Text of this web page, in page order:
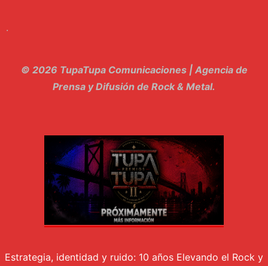
12. dolor - Piel
15. Pachakuti - Pleia
16. Demuestro Mi Fe - Epidemia Rapcore
17. Kamikaze - La Pvta Electrica
.
© 2026 TupaTupa Comunicaciones | Agencia de
Prensa y Difusión de Rock & Metal.
Estrategia, identidad y ruido: 10 años Elevando el Rock y